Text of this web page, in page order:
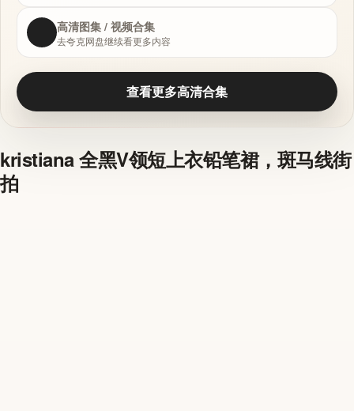
高清图集 / 视频合集
去夸克网盘继续看更多内容
查看更多高清合集
kristiana 全黑V领短上衣铅笔裙，斑马线街
拍